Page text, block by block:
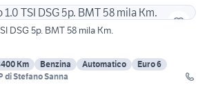
DSG 5p. BMT 58 mila Km.
Km Benzina Automatico
Euro 6
di Stefano Sanna